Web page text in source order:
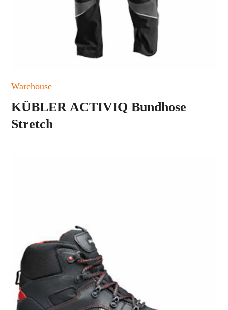
Warehouse
KÜBLER ACTIVIQ Bundhose
Stretch